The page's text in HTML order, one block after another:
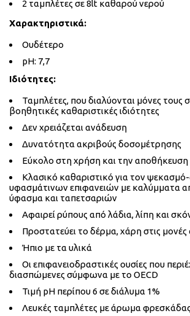
2 ταμπλέτες σε 8lt καθαρού νερού
Χαρακτηριστικά:
Ουδέτερο
pH: 7,7
Ιδιότητες:
Ταμπλέτες, που διαλύονται μόνες τους
βοηθητικές καθαριστικές ιδιότητες
Δεν χρειάζεται ανάδευση
Δυνατότητα ακριβούς δοσομέτρησης
Εύκολο στη χρήση και την αποθήκευση
Κλασικό καθαριστικό για τον
υφασμάτινων επιφανειών με καλύμματα
ύφασμα και ταπετσαριών
Αφαιρεί ρύπους από λάδια, λίπη και
Προστατεύει το δέρμα, χάρη στις μονές
Ήπιο με τα υλικά
Οι επιφανειοδραστικές ουσίες που
διασπώμενες σύμφωνα με το ΟECD
Τιμή pH περίπου 6 σε διάλυμα 1%
Λευκές ταμπλέτες με άρωμα φρεσκάδας